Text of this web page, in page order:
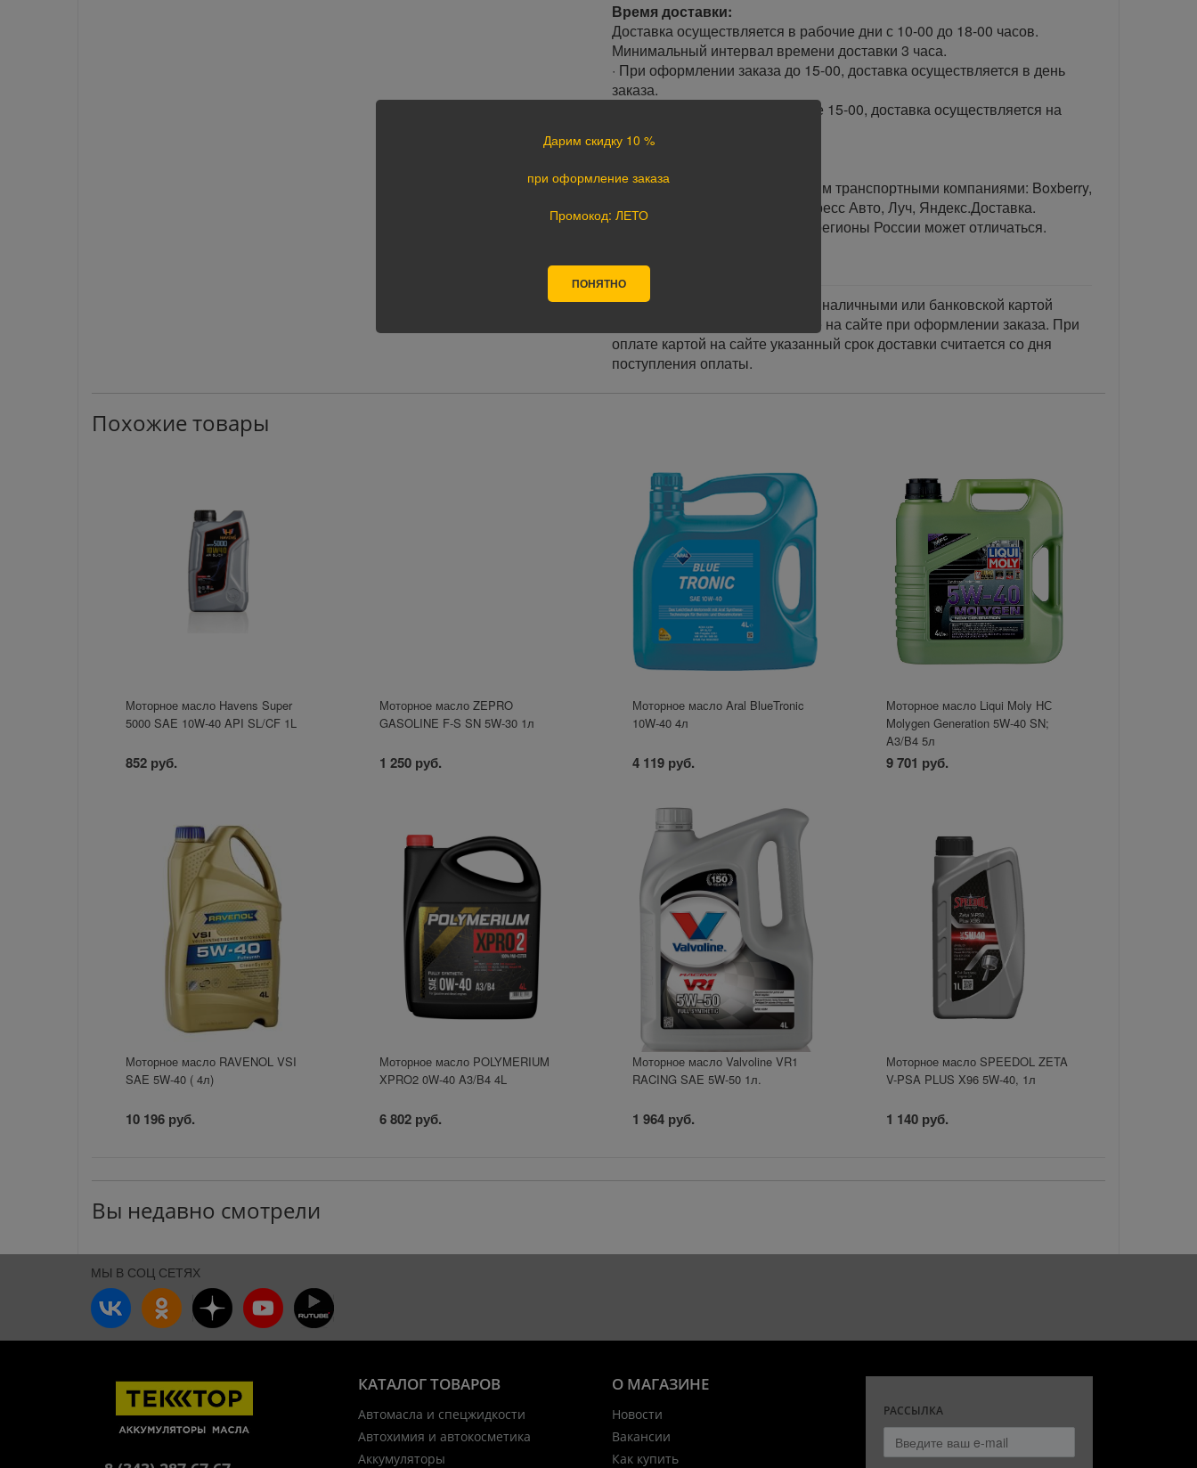
Время доставки:
Доставка осуществляется в рабочие дни с 10-00 до 18-00 часов.
Минимальный интервал времени доставки 3 часа.
· При оформлении заказа до 15-00, доставка осуществляется в день
заказа.
· При оформлении заказа после 15-00, доставка осуществляется на
В любой уголок России доставим транспортными компаниями: Boxberry,
Почта России, ПЭК, GTD, Экспресс Авто, Луч, Яндекс.Доставка.
Стоимость доставки в разные регионы России может отличаться.
Оплата
Оплата заказа осуществляется наличными или банковской картой
курьеру при получении, а также на сайте при оформлении заказа. При
оплате картой на сайте указанный срок доставки считается со дня
поступления оплаты.
Похожие товары
Моторное масло Havens Super
5000 SAE 10W-40 API SL/CF 1L
852 руб.
Моторное масло ZEPRO
GASOLINE F-S SN 5W-30 1л
1 250 руб.
Моторное масло Aral BlueTronic
10W-40 4л
4 119 руб.
Моторное масло Liqui Moly НС
Molygen Generation 5W-40 SN;
A3/B4 5л
9 701 руб.
Моторное масло RAVENOL VSI
SAE 5W-40 ( 4л)
10 196 руб.
Моторное масло POLYMERIUM
XPRO2 0W-40 A3/B4 4L
6 802 руб.
Моторное масло Valvoline VR1
RACING SAE 5W-50 1л.
1 964 руб.
Моторное масло SPEEDOL ZETA
V-PSA PLUS X96 5W-40, 1л
1 140 руб.
Вы недавно смотрели
МЫ В СОЦ СЕТЯХ
О МАГАЗИНЕ
Новости
Вакансии
Как купить
КАТАЛОГ ТОВАРОВ
Автомасла и спецжидкости
Автохимия и автокосметика
Аккумуляторы
РАССЫЛКА
Дарим скидку 10 %
при оформление заказа
Промокод: ЛЕТО
ПОНЯТНО